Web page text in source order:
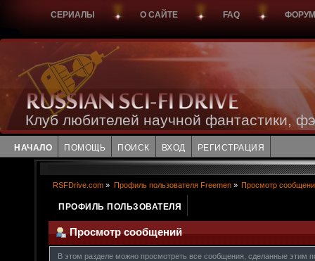
СЕРИАЛЫ О САЙТЕ FAQ ФОРУМ
Клуб любителей научной фантастики,
НАЧАЛО ПОМОЩЬ ПОИСК ВХОД РЕГИСТРАЦИЯ
RSFDrive.com » Профиль пользователя Freemen» Просмотр
ПРОФИЛЬ ПОЛЬЗОВАТЕЛЯ
Просмотр сообщений
В этом разделе можно просмотреть все сообщения, сделанные этим